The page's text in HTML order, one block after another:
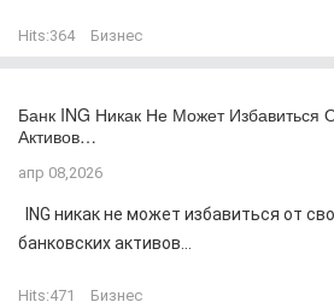
Hits:364 Бизнес
Банк ING Никак Не Может Избавиться
Активов…
апр 08,2026
ING никак не может избавиться от
банковских активов...
Hits:471 Бизнес